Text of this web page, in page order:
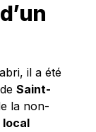
il a été
Saint-
la non-
local